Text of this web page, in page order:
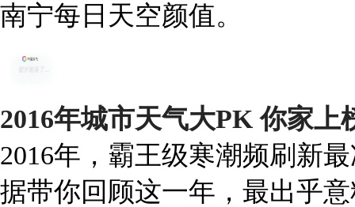
南宁每日天空颜值。
2016年城市天气大PK 你家上
2016年，霸王级寒潮频刷新
据带你回顾这一年，最出乎